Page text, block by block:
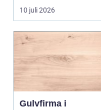
velplejet fællesareal
gi...
10 juli 2026
Gulvfirma i